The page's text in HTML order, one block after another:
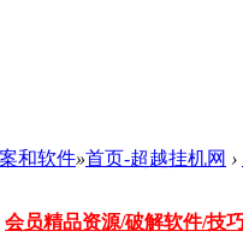
和软件»首页-超越挂机网 ›
会员精品资源/破解软件/技